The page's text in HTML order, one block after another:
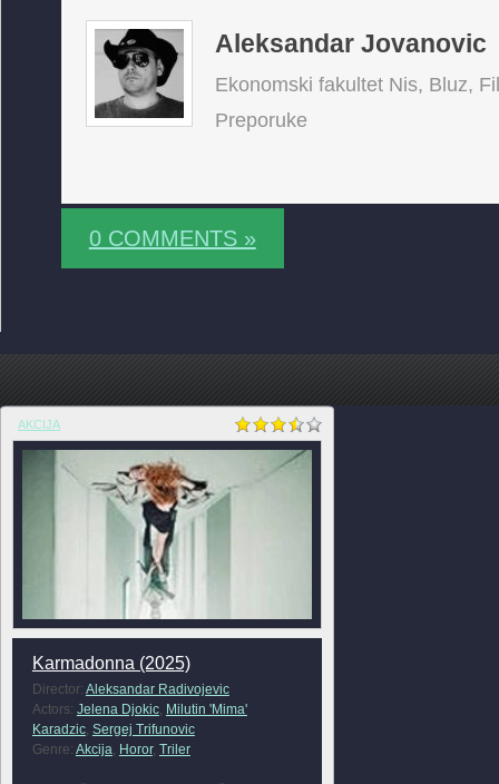
Aleksandar Jovanovic
Ekonomski fakultet Nis, Bluz,
Preporuke
0 COMMENTS »
AKCIJA
Karmadonna (2025)
Director: Aleksandar Radivojevic
Actors: Jelena Djokic, Milutin 'Mima'
Karadzic, Sergej Trifunovic
Genre: Akcija Horor, Triler